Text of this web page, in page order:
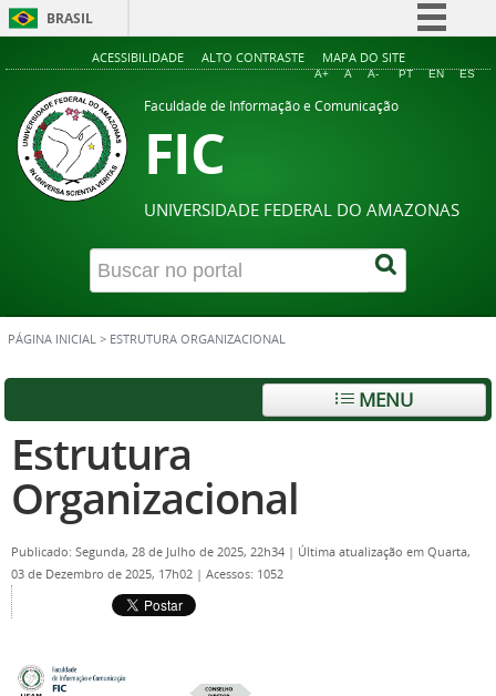
BRASIL
Simplifique!
ACESSIBILIDADE ALTO CONTRASTE MAPA DO SITE
A+ A A- PT EN ES
Faculdade de Informação e Comunicação
FIC
UNIVERSIDADE FEDERAL DO AMAZONAS
PÁGINA INICIAL > ESTRUTURA ORGANIZACIONAL
MENU
Estrutura
Organizacional
Publicado: Segunda, 28 de Julho de 2025, 22h34 | Última atualização em Quarta,
03 de Dezembro de 2025, 17h02 | Acessos: 1052